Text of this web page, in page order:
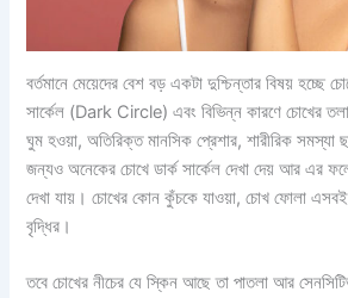
বর্তমানে মেয়েদের বেশ বড় একটা দুশ্চিন্তার বিষয় হচ্ছে
সার্কেল (Dark Circle) এবং বিভিন্ন কারণে চোখের
ঘুম হওয়া, অতিরিক্ত মানসিক প্রেশার, শারীরিক সমস্যা
জন্যও অনেকের চোখে ডার্ক সার্কেল দেখা দেয় আর এর
দেখা যায়। চোখের কোন কুঁচকে যাওয়া, চোখ ফোলা
বৃদ্ধির।
তবে চোখের নীচের যে স্কিন আছে তা পাতলা আর